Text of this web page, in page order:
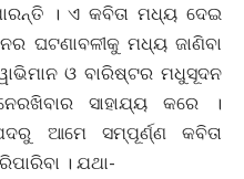
। ଏ କବିତା ମଧ୍ୟ ଦେଇ
ଘଟଣାବଳୀକୁ ମଧ୍ୟ ଜାଣିବା
ଓ ବାରିଷ୍ଟର ମଧୁସୂଦନ
ସାହାଯ୍ୟ କରେ ।
ଆମେ ସମ୍ପୂର୍ଣ୍ଣ କବିତା
। ଯଥା-